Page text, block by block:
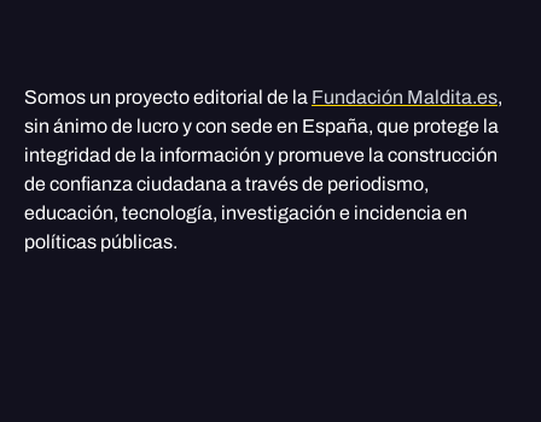
Somos un proyecto editorial de la Fundación Maldita.es,
sin ánimo de lucro y con sede en España, que protege la
integridad de la información y promueve la construcción
de confianza ciudadana a través de periodismo,
educación, tecnología, investigación e incidencia en
políticas públicas.